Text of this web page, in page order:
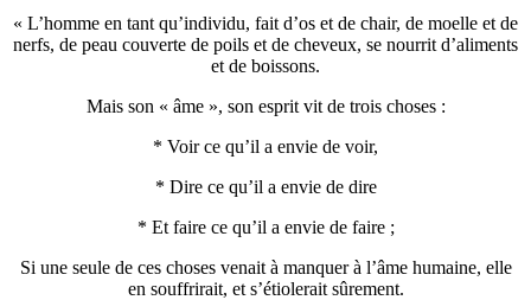
« L’homme en tant qu’individu, fait d’os et de chair, de moelle et de
nerfs, de peau couverte de poils et de cheveux, se nourrit d’aliments
et de boissons.
Mais son « âme », son esprit vit de trois choses :
* Voir ce qu’il a envie de voir,
* Dire ce qu’il a envie de dire
* Et faire ce qu’il a envie de faire ;
Si une seule de ces choses venait à manquer à l’âme humaine, elle
en souffrirait, et s’étiolerait sûrement.